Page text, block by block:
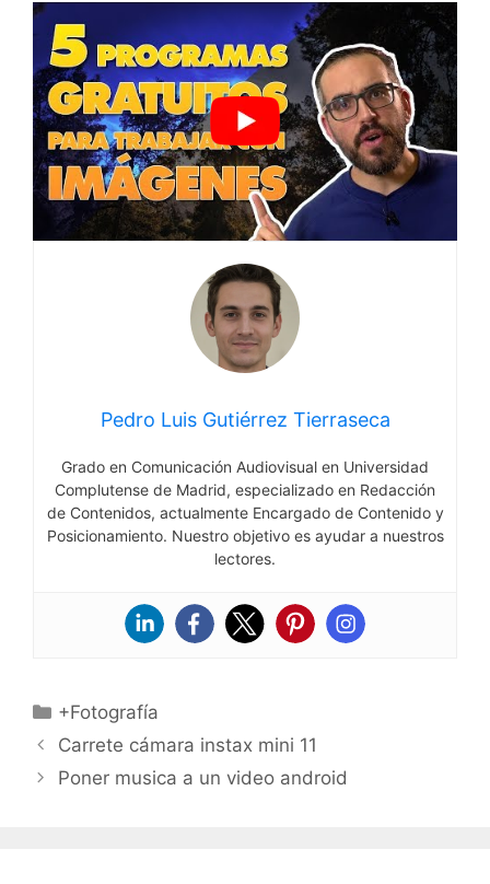
Pedro Luis Gutiérrez Tierraseca
Grado en Comunicación Audiovisual en Universidad
Complutense de Madrid, especializado en Redacción
de Contenidos, actualmente Encargado de Contenido y
Posicionamiento. Nuestro objetivo es ayudar a nuestros
lectores.
Categorías
+Fotografía
Carrete cámara instax mini 11
Poner musica a un video android